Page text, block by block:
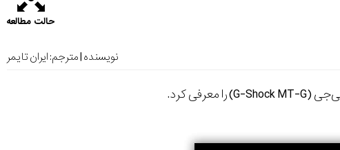
حالت مطالعه
نویسنده | مترجم:ایران تایمر
(
G-Shock MT-G) را معرفی کرد.